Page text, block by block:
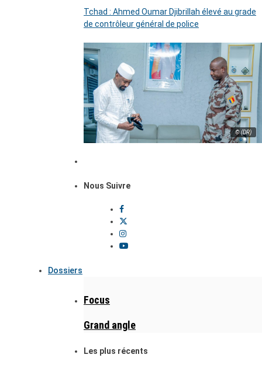
Tchad : Ahmed Oumar Djibrillah élevé au grade
de contrôleur général de police
© (DR)
Nous Suivre
Dossiers
Focus
Grand angle
Les plus récents